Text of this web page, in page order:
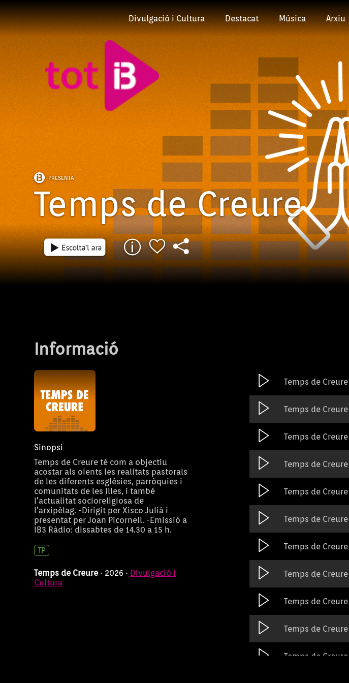
Divulgació i Cultura Destacat Música Arxiu
PRESENTA
Temps de Creure
Temps de Creure
Temps de Creure
Temps de Creure
Temps de Creure
Temps de Creure
Temps de Creure
Temps de Creure
Temps de Creure
Temps de Creure
Temps de Creure
Temps de Creure
Informació
Sinopsi
Temps de Creure té com a objectiu
acostar als oients les realitats pastorals
de les diferents esglésies, parròquies i
comunitats de les Illes, i també
l’actualitat socioreligiosa de
l’arxipèlag. -Dirigit per Xisco Julià i
presentat per Joan Picornell. -Emissió a
IB3 Ràdio: dissabtes de 14.30 a 15 h.
Temps de Creure · 2026 · Divulgació i
Cultura